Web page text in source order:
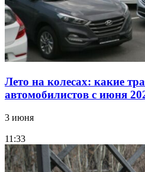
Лето на колесах: какие
автомобилистов с июня
3 июня
11:33